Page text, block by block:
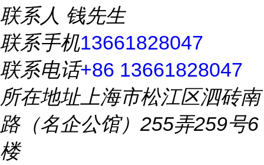
联系人 钱先生
联系手机13661828047
联系电话+86 13661828047
所在地址上海市松江区泗砖南
路（名企公馆）255弄259号6
楼